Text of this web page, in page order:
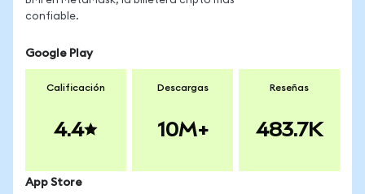
confiable.
Google Play
Calificación
4.4
Descargas
10M+
Reseñas
483.7K
App Store